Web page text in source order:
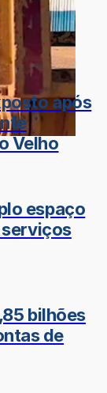
após
Velho
espaço
serviços
bilhões
de